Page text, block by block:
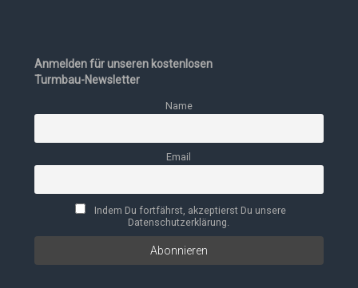
Anmelden für unseren kostenlosen
Turmbau-Newsletter
Name
Email
Indem Du fortfährst, akzeptierst Du unsere
Datenschutzerklärung.